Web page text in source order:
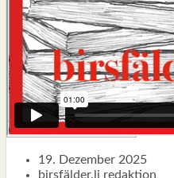
SO GOOT’S
SPIEL­RE­GELN
DO-IT-
BIRSFÄLDER.LI-
SHOUT­BOX
19. Dezember 2025
birsfälder.li redaktion